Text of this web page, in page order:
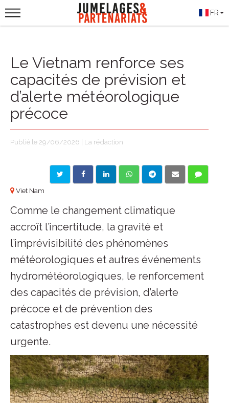
FR
Le Vietnam renforce ses
capacités de prévision et
d’alerte météorologique
précoce
Publié le 29/06/2026 | La rédaction
Viet Nam
Comme le changement climatique
accroît l’incertitude, la gravité et
l’imprévisibilité des phénomènes
météorologiques et autres événements
hydrométéorologiques, le renforcement
des capacités de prévision, d’alerte
précoce et de prévention des
catastrophes est devenu une nécessité
urgente.